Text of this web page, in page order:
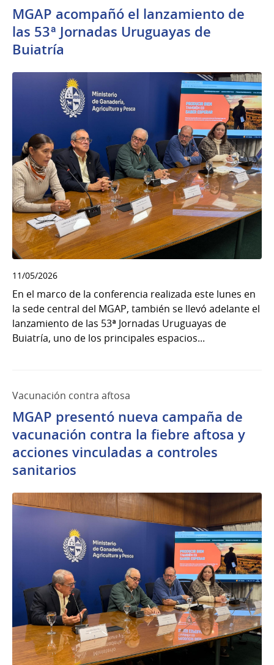
MGAP acompañó el lanzamiento de
las 53ª Jornadas Uruguayas de
Buiatría
11/05/2026
En el marco de la conferencia realizada este lunes en
la sede central del MGAP, también se llevó adelante el
lanzamiento de las 53ª Jornadas Uruguayas de
Buiatría, uno de los principales espacios...
Vacunación contra aftosa
MGAP presentó nueva campaña de
vacunación contra la fiebre aftosa y
acciones vinculadas a controles
sanitarios